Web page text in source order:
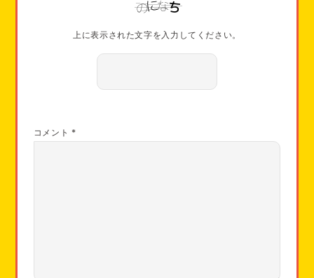
上に表示された文字を入力してください。
コメント *